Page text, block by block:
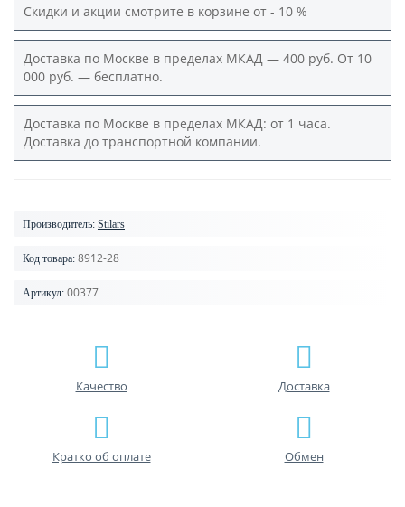
Скидки и акции смотрите в корзине от - 10 %
Доставка по Москве в пределах МКАД — 400 руб. От 10
000 руб. — бесплатно.
Доставка по Москве в пределах МКАД: от 1 часа.
Доставка до транспортной компании.
Производитель: Stilars
Код товара: 8912-28
Артикул: 00377
Качество Доставка
Кратко об оплате Обмен